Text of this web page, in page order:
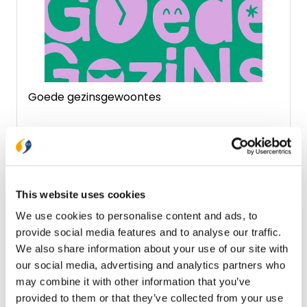
This website uses cookies
We use cookies to personalise content and ads, to
provide social media features and to analyse our traffic.
We also share information about your use of our site with
our social media, advertising and analytics partners who
may combine it with other information that you’ve
provided to them or that they’ve collected from your use
Goede gezinsgewoontes
€ 17,99
Verwacht
Reserveer nu